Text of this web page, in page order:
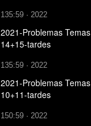
135:59 · 2022
2021-Problemas Temas
14+15-tardes
135:59 · 2022
2021-Problemas Temas
10+11-tardes
150:59 · 2022